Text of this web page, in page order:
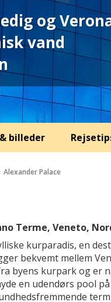
og
vand
billeder
Alexander Palace
Terme, Veneto,
kurparadis, en
bekvemt mellem
byens kurpark og er
en udendørs pool